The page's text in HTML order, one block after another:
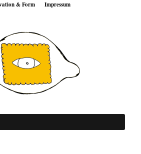
& Form Impressum